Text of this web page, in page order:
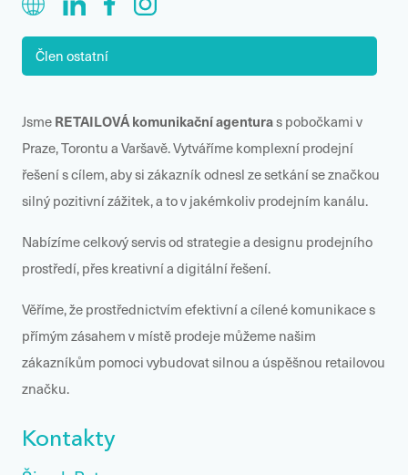
Člen ostatní
Jsme RETAILOVÁ komunikační agenturas pobočkami v
Praze, Torontu a Varšavě. Vytváříme komplexní prodejní
řešení s cílem, aby si zákazník odnesl ze setkání se značkou
silný pozitivní zážitek, a to v jakémkoliv prodejním kanálu.
Nabízíme celkový servis od strategie a designu prodejního
prostředí, přes kreativní a digitální řešení.
Věříme, že prostřednictvím efektivní a cílené komunikace s
přímým zásahem v místě prodeje můžeme našim
zákazníkům pomoci vybudovat silnou a úspěšnou retailovou
značku.
Kontakty